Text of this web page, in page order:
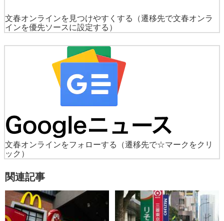
文春オンラインを見つけやすくする
（遷移先で文春オンラ
インを優先ソースに設定する）
文春オンラインをフォローする
（遷移先で☆マークをクリ
ック）
関連記事